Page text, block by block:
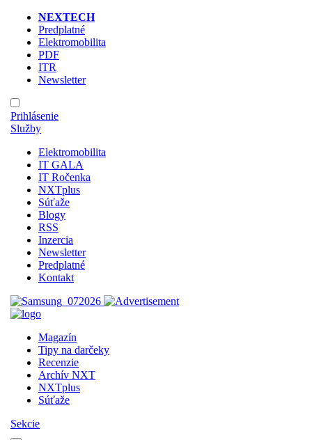
NEXTECH
Predplatné
Elektromobilita
PDF
ITR
Newsletter
Prihlásenie
Služby
Elektromobilita
IT GALA
IT Ročenka
NXTplus
Súťaže
Blogy
RSS
Inzercia
Newsletter
Predplatné
Kontakt
Magazín
Tipy na darčeky
Recenzie
Archív NXT
NXTplus
Súťaže
Sekcie